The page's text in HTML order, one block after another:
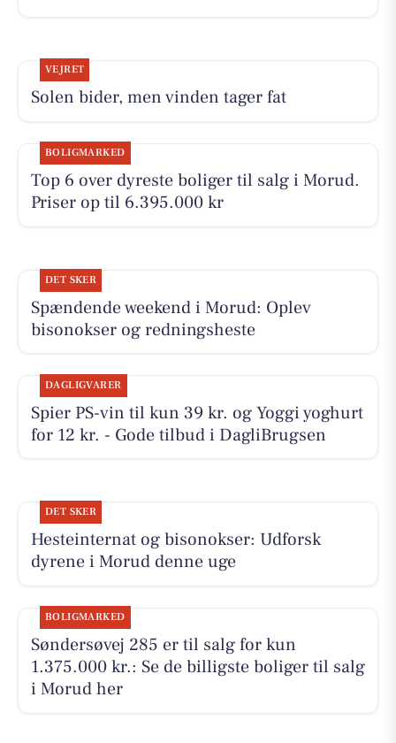
VEJRET
Solen bider, men vinden tager fat
BOLIGMARKED
Top 6 over dyreste boliger til salg i Morud.
Priser op til 6.395.000 kr
DET SKER
Spændende weekend i Morud: Oplev
bisonokser og redningsheste
DAGLIGVARER
Spier PS-vin til kun 39 kr. og Yoggi yoghurt
for 12 kr. - Gode tilbud i DagliBrugsen
DET SKER
Hesteinternat og bisonokser: Udforsk
dyrene i Morud denne uge
BOLIGMARKED
Søndersøvej 285 er til salg for kun
1.375.000 kr.: Se de billigste boliger til salg
i Morud her